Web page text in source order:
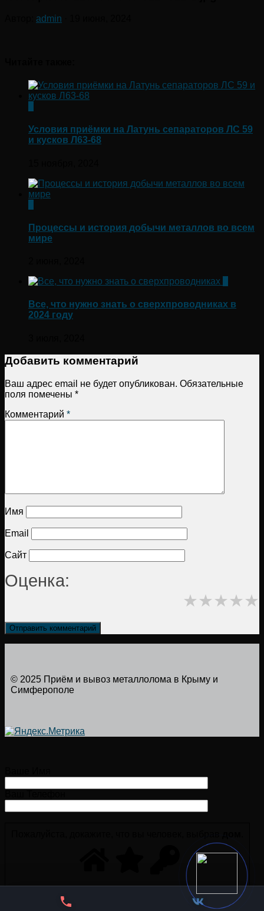
admin
Условия приёмки на Латунь сепараторов ЛС 59
и кусков Л63-68
Процессы и история добычи металлов во всем
мире
Все, что нужно знать о сверхпроводниках в
2024 году
Добавить комментарий
Ваш адрес email не будет опубликован. Обязательные
поля помечены *
Комментарий *
Имя
Email
Сайт
Оценка:
★
★
★
★
★
© 2025 Приём и вывоз металлолома в Крыму и
Симферополе